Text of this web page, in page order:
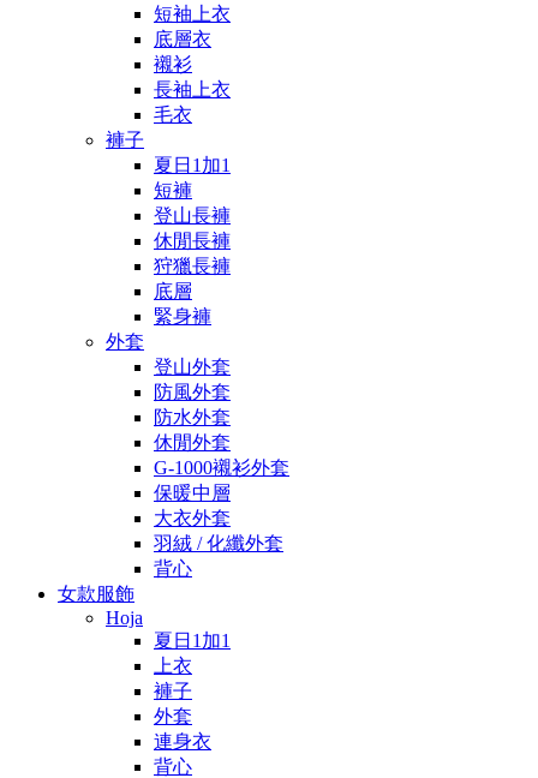
短袖上衣
底層衣
襯衫
長袖上衣
毛衣
褲子
夏日1加1
短褲
登山長褲
休閒長褲
狩獵長褲
底層
緊身褲
外套
登山外套
防風外套
防水外套
休閒外套
G-1000襯衫外套
保暖中層
大衣外套
羽絨 / 化纖外套
背心
女款服飾
Hoja
夏日1加1
上衣
褲子
外套
連身衣
背心